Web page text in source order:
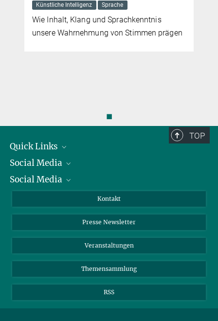
Sprache
Untersuchung findet Belege für ein Drittel
aller postulierten grammatikalischen
◼
TOP
Quick Links
Präsident
Zahlen und Fakten
Meldestelle Fehlverhalten
Social Media
Bluesky
TikTok
Social Media
Instagram
YouTube
Kontakt
Presse Newsletter
Veranstaltungen
Themensammlung
RSS